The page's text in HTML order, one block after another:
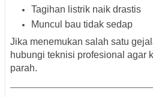
Tagihan listrik naik drastis
Muncul bau tidak sedap
Jika menemukan salah satu
hubungi teknisi profesional agar
parah.